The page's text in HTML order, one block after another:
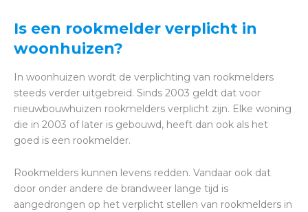
Is een rookmelder verplicht in
woonhuizen?
In woonhuizen wordt de verplichting van rookmelders
steeds verder uitgebreid. Sinds 2003 geldt dat voor
nieuwbouwhuizen rookmelders verplicht zijn. Elke woning
die in 2003 of later is gebouwd, heeft dan ook als het
goed is een rookmelder.
Rookmelders kunnen levens redden. Vandaar ook dat
door onder andere de brandweer lange tijd is
aangedrongen op het verplicht stellen van rookmelders in